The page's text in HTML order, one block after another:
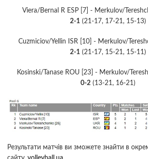
Viera/Bernal R ESP [7] - Merkulov/
2-1 (21-17, 17-21, 15-13)
Cuzmiciov/Yellin ISR [10] - Merkulov/
2-1 (21-17, 15-21, 15-11)
Kosinski/Tanase ROU [23] - Merkulov/
0-2 (13-21, 16-21)
Результати матчів ви зможете знайти в